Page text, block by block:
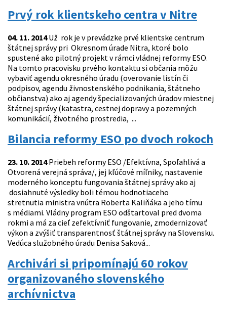
Prvý rok klientskeho centra v Nitre
04. 11. 2014Už rok je v prevádzke prvé klientske centrum
štátnej správy pri Okresnom úrade Nitra, ktoré bolo
spustené ako pilotný projekt v rámci vládnej reformy ESO.
Na tomto pracovisku prvého kontaktu si občania môžu
vybaviť agendu okresného úradu (overovanie listín či
podpisov, agendu živnostenského podnikania, štátneho
občianstva) ako aj agendy špecializovaných úradov miestnej
štátnej správy (katastra, cestnej dopravy a pozemných
komunikácií, životného prostredia, ...
Bilancia reformy ESO po dvoch rokoch
23. 10. 2014Priebeh reformy ESO /Efektívna, Spoľahlivá a
Otvorená verejná správa/, jej kľúčové míľniky, nastavenie
moderného konceptu fungovania štátnej správy ako aj
dosiahnuté výsledky boli témou hodnotiaceho
stretnutia ministra vnútra Roberta Kaliňáka a jeho tímu
s médiami. Vládny program ESO odštartoval pred dvoma
rokmi a má za cieľ zefektívniť fungovanie, zmodernizovať
výkon a zvýšiť transparentnosť štátnej správy na Slovensku.
Vedúca služobného úradu Denisa Saková...
Archivári si pripomínajú 60 rokov
organizovaného slovenského
archívnictva